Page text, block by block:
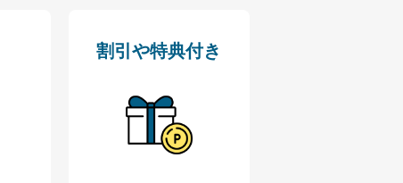
割引や特典付き